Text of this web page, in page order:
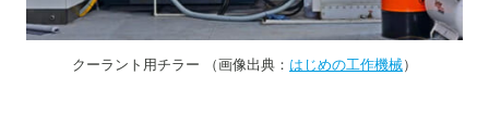
クーラント用チラー （画像出典： はじめの工作機械）